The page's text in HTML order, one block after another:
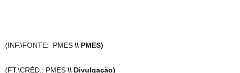
(INF.\FONTE: PMES \\ PMES)
(FT.\CRÉD.: PMES \\ Divulgação)